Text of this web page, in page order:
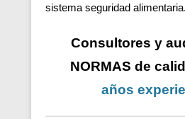
sistema seguridad alimentaria.
Consultores y
NORMAS de
años